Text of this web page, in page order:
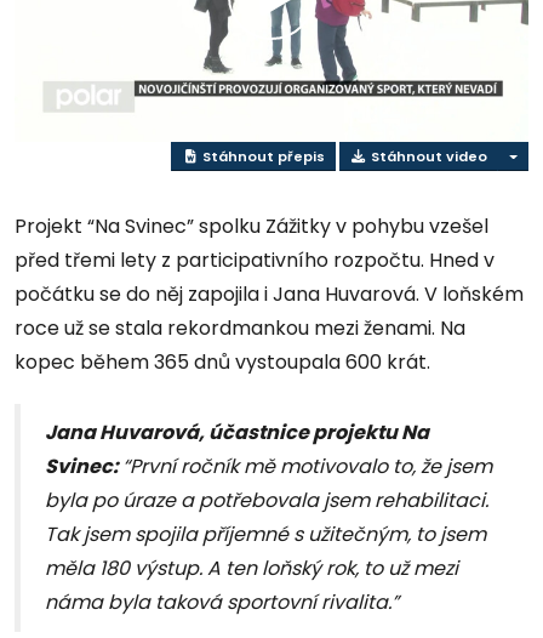
Přehrát
video
Stáhnout přepis Stáhnout video
Projekt “Na Svinec” spolku Zážitky v pohybu vzešel
před třemi lety z participativního rozpočtu. Hned v
počátku se do něj zapojila i Jana Huvarová. V loňském
roce už se stala rekordmankou mezi ženami. Na
kopec během 365 dnů vystoupala 600 krát.
Jana Huvarová, účastnice projektu Na
Svinec:“První ročník mě motivovalo to, že jsem
byla po úraze a potřebovala jsem rehabilitaci.
Tak jsem spojila příjemné s užitečným, to jsem
měla 180 výstup. A ten loňský rok, to už mezi
náma byla taková sportovní rivalita.”